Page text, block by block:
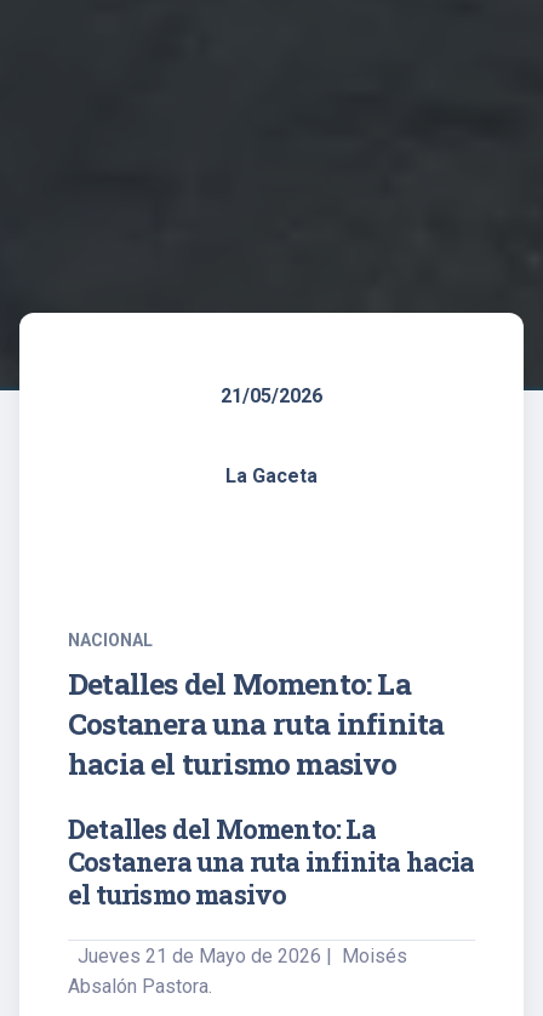
21/05/2026
La Gaceta
NACIONAL
Detalles del Momento: La
Costanera una ruta infinita
hacia el turismo masivo
Detalles del Momento: La
Costanera una ruta infinita hacia
el turismo masivo
Jueves 21 de Mayo de 2026 | Moisés
Absalón Pastora.